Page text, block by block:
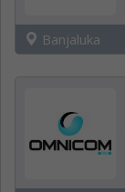
Banjaluka